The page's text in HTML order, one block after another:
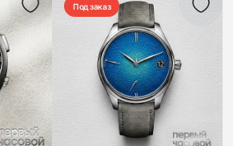
Под заказ